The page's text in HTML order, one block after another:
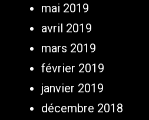
mai 2019
avril 2019
mars 2019
février 2019
janvier 2019
décembre 2018